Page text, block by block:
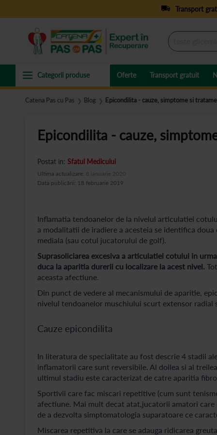
Transport
Oferte Transport gratuit
Catena Pas cu Pas ❯ Blog ❯ Epicondilita - cauze, simptome si
Epicondilita - cauze,
Postat in: Sfatul Medicului
Data publicării: 18 februarie 2019
Ultima actualizare: 8 ianuarie 2020
Inflamatia tendoanelor de la nivelul articulatiei
a modalitatii de iradiere a acesteia se identifica
mediala (sau cotul jucatorului de golf).
Suprasoliciarea excesiva a articulatiei cotului in
duca la aparitia durerii cu localizare la acest nivel.
aceasta afectiune.
Din punct de vedere al mecanismului de aparitie,
nivelul tendoanelor muschiului scurt extensor radial
Cauze epicondilita
In literatura de specialitate au fost descrie 4 stadii
inflamatorii care sunt reversibile. Al doilea si al
ultimul stadiu este caracterizat de catre aparitia
Sportivii care fac miscari repetitive (cum sunt
afectiune. Mai mult decat atat,jucatorii amatori care
de a dezvolta simptomatologia suparatoare ce
Miscarea repetitiva la care se adauga ridicarea